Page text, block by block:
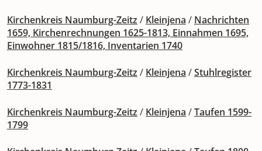
Kirchenkreis Naumburg-Zeitz / Kleinjena / Nachrichten
1659, Kirchenrechnungen 1625-1813, Einnahmen 1695,
Einwohner 1815/1816, Inventarien 1740
Kirchenkreis Naumburg-Zeitz / Kleinjena /Stuhlregister
1773-1831
Kirchenkreis Naumburg-Zeitz / Kleinjena /Taufen 1599-
1799